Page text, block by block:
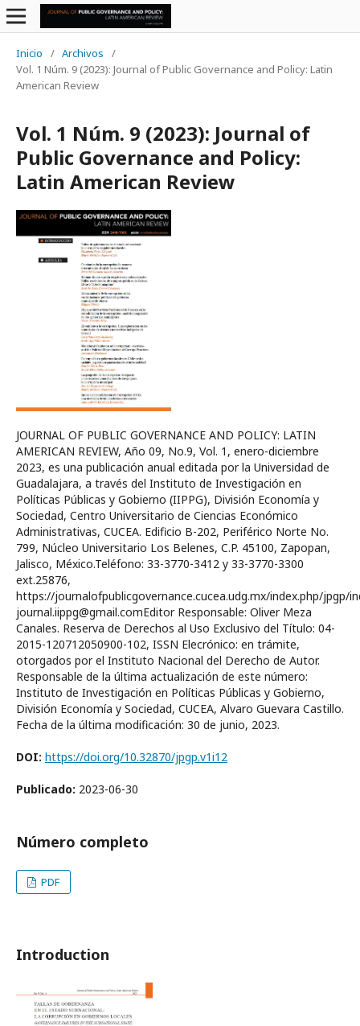
Inicio / Archivos
/
Vol. 1 Núm. 9 (2023): Journal of Public Governance and Policy: Latin
American Review
Vol. 1 Núm. 9 (2023): Journal of
Public Governance and Policy:
Latin American Review
JOURNAL OF PUBLIC GOVERNANCE AND POLICY: LATIN
AMERICAN REVIEW, Año 09, No.9, Vol. 1, enero-diciembre
2023, es una publicación anual editada por la Universidad de
Guadalajara, a través del Instituto de Investigación en
Políticas Públicas y Gobierno (IIPPG), División Economía y
Sociedad, Centro Universitario de Ciencias Económico
Administrativas, CUCEA. Edificio B-202, Periférico Norte No.
799, Núcleo Universitario Los Belenes, C.P. 45100, Zapopan,
Jalisco, México.Teléfono: 33-3770-3412 y 33-3770-3300
ext.25876,
https://journalofpublicgovernance.cucea.udg.mx/index.php/jpgp/
journal.iippg@gmail.comEditor Responsable: Oliver Meza
Canales. Reserva de Derechos al Uso Exclusivo del Título: 04-
2015-120712050900-102, ISSN Elecrónico: en trámite,
otorgados por el Instituto Nacional del Derecho de Autor.
Responsable de la última actualización de este número:
Instituto de Investigación en Políticas Públicas y Gobierno,
División Economía y Sociedad, CUCEA, Alvaro Guevara Castillo.
Fecha de la última modificación: 30 de junio, 2023.
DOI: https://doi.org/10.32870/jpgp.v1i12
Publicado: 2023-06-30
Número completo
PDF
Introduction